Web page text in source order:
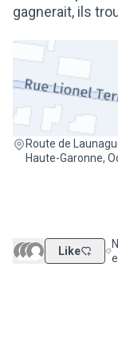
gagnerait, ils
Route de
Haute-Garonne,
(Lien externe)
Like